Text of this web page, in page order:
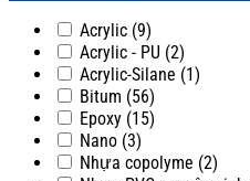
Acrylic (9)
Acrylic - PU (2)
Acrylic-Silane (1)
Bitum (56)
Epoxy (15)
Nano (3)
Nhựa copolyme (2)